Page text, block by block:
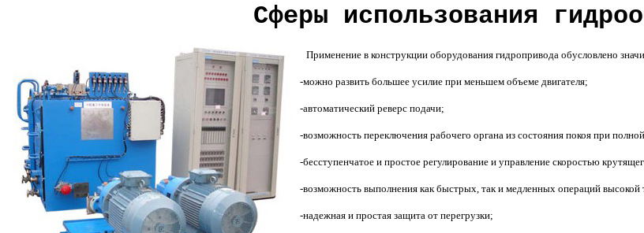
Сферы использования
Применение в конструкции оборудования гидропривода обусловлено
-можно развить большее усилие при меньшем объеме двигателя;
-автоматический реверс подачи;
-возможность переключения рабочего органа из состояния покоя при
-бесступенчатое и простое регулирование и управление скоростью
-возможность выполнения как быстрых, так и медленных операций высокой
-надежная и простая защита от перегрузки;